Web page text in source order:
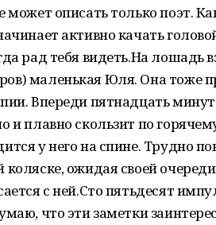
может описать только поэт.
активно качать
рад тебя видеть.На лошадь
маленькая Юля. Она тоже
Впереди пятнадцать
и плавно скользит по
у него на спине. Трудно
коляске, ожидая своей
с ней.Сто пятьдесят
что эти заметки